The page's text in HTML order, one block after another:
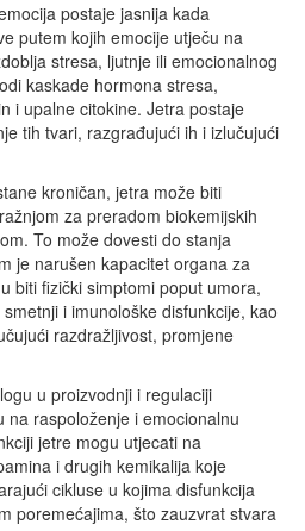
postaje jasnija kada
putem kojih emocije utječu na
stresa, ljutnje ili emocionalnog
kaskade hormona stresa,
i upalne citokine. Jetra postaje
tih tvari, razgrađujući ih i izlučujući
kroničan, jetra može biti
za preradom biokemijskih
To može dovesti do stanja
je narušen kapacitet organa za
biti fizički simptomi poput umora,
i imunološke disfunkcije, kao
razdražljivost, promjene
u proizvodnji i regulaciji
na raspoloženje i emocionalnu
jetre mogu utjecati na
i drugih kemikalija koje
cikluse u kojima disfunkcija
poremećajima, što zauzvrat stvara